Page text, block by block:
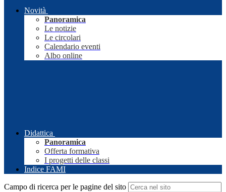
Novità
Panoramica
Le notizie
Le circolari
Calendario eventi
Albo online
Didattica
Panoramica
Offerta formativa
I progetti delle classi
Indice FAMI
Campo di ricerca per le pagine del sito